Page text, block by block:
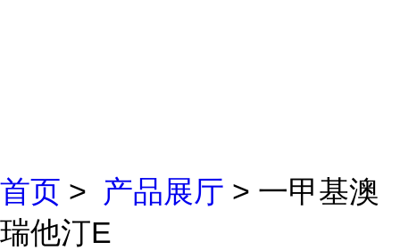
首页 > 产品展厅 > 一甲基澳
瑞他汀E